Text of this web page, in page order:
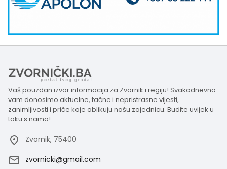
Vaš pouzdan izvor informacija za Zvornik i regiju! Svakodnevno
vam donosimo aktuelne, tačne i nepristrasne vijesti,
zanimljivosti i priče koje oblikuju našu zajednicu. Budite uvijek u
toku s nama!
Zvornik, 75400
zvornicki@gmail.com